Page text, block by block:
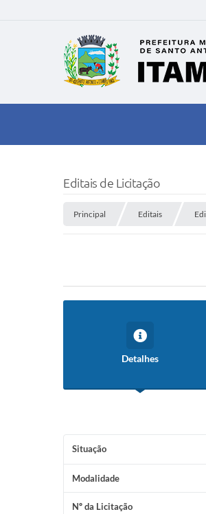
Editais de Licitação
Principal Editais
Detalhes
Situação
Modalidade
Nº da Licitação